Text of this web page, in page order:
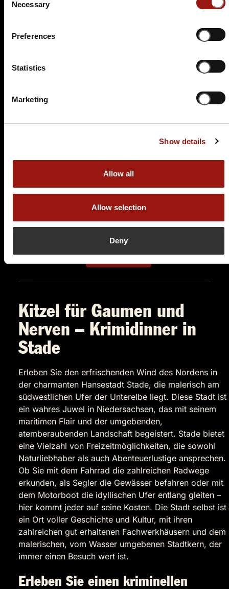
Selection
Necessary
Preferences
Statistics
Marketing
Show details
Allow all
Allow selection
Deny
Restaurant Hollerner Hof
21723 Hollern-Twielenfleth
Auf der Karte anzeigen
Tickets kaufen
Kitzel für Gaumen und
Nerven – Krimidinner in
Stade
Erleben Sie den erfrischenden Wind des Nordens in
der charmanten Hansestadt Stade, die malerisch am
südwestlichen Ufer der Unterelbe liegt. Diese Stadt ist
ein wahres Juwel in Niedersachsen, das mit seinem
maritimen Flair und der umgebenden,
atemberaubenden Landschaft begeistert. Stade bietet
eine Vielzahl von Freizeitmöglichkeiten, die sowohl
Naturliebhaber als auch Abenteuerlustige ansprechen.
Ob Sie mit dem Fahrrad die zahlreichen Radwege
erkunden, als Segler die Gewässer befahren oder mit
dem Motorboot die idyllischen Ufer entlang gleiten –
hier kommt jeder auf seine Kosten. Die Stadt selbst ist
ein Ort voller Geschichte und Kultur, mit ihren
zahlreichen gut erhaltenen Fachwerkhäusern und dem
malerischen, vom Wasser umgebenen Stadtkern, der
immer einen Besuch wert ist.
Erleben Sie einen kriminellen